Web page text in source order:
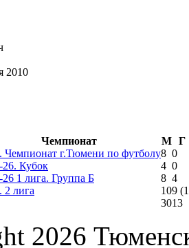
2010
Чемпионат М
Г
Чемпионат г.Тюмени по футболу8 0
26. Кубок 4 0
26 1 лига. Группа Б 8 4
2 лига 109
3013
2026